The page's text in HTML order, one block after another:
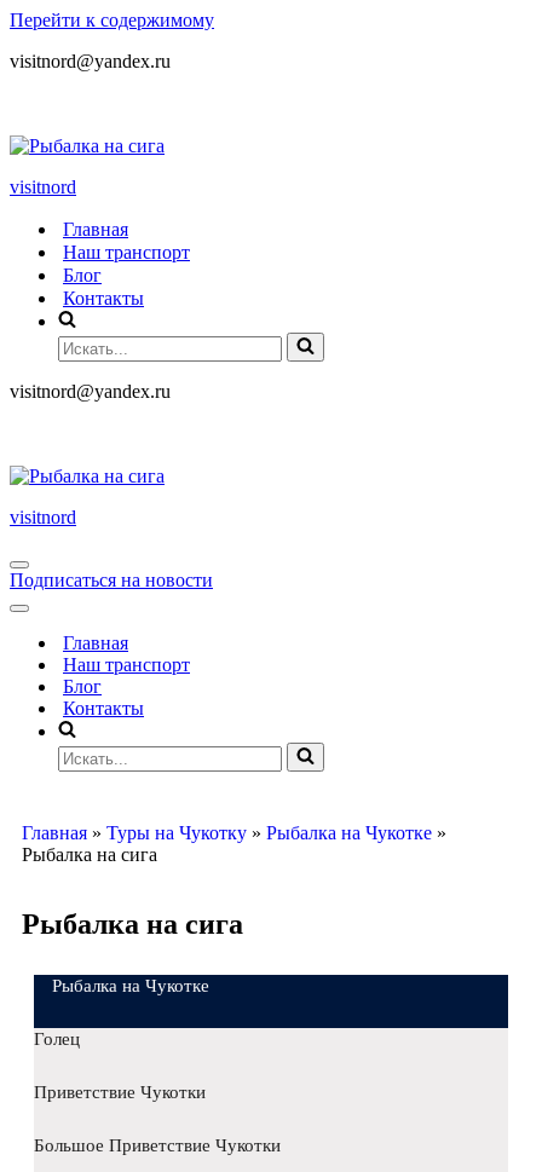
Перейти к содержимому
visitnord@yandex.ru
visitnord
Главная
Наш транспорт
Блог
Контакты
visitnord@yandex.ru
visitnord
Подписаться на новости
Главная
Наш транспорт
Блог
Контакты
Главная » Туры на Чукотку » Рыбалка на Чукотке »
Рыбалка на сига
Рыбалка на сига
Рыбалка на Чукотке
Голец
Приветствие Чукотки
Большое Приветствие Чукотки